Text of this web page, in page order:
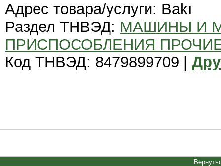
Адрес товара/услуги: Bakı
Раздел ТНВЭД: МАШИНЫ И
ПРИСПОСОБЛЕНИЯ
Код ТНВЭД: 8479899709 |